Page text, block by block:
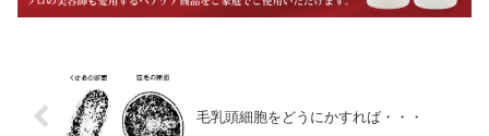
毛乳頭細胞をどうにかすれば・・・